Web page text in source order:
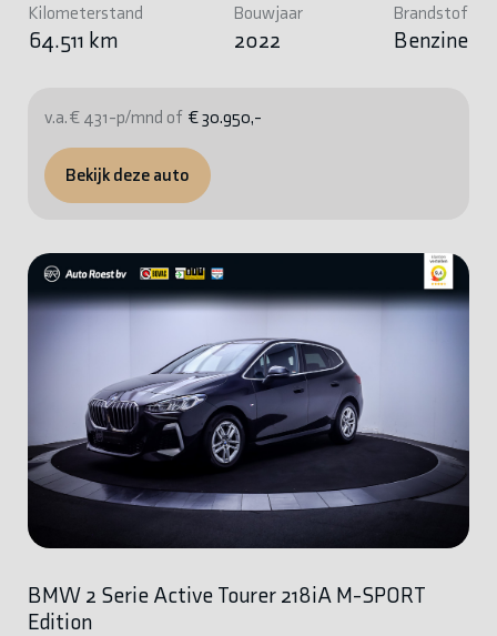
Kilometerstand
64.511 km
Bouwjaar
2022
Brandstof
Benzine
v.a. € 431-p/mnd of € 30.950,-
Bekijk deze auto
BMW 2 Serie Active Tourer 218iA M-SPORT
Edition